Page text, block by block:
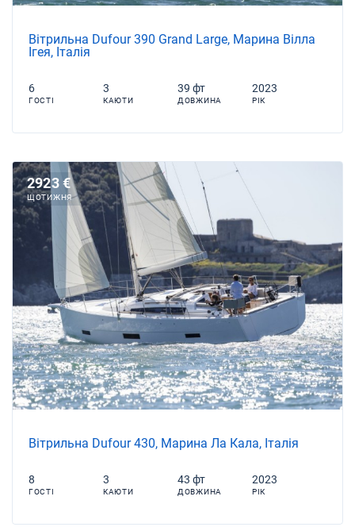
Вітрильна Dufour 390 Grand Large, Марина Вілла
Ігея, Італія
6
ГОСТІ
3
КАЮТИ
39 фт
ДОВЖИНА
2023
РІК
2923 €
ЩОТИЖНЯ
Вітрильна Dufour 430, Марина Ла Кала, Італія
8
ГОСТІ
3
КАЮТИ
43 фт
ДОВЖИНА
2023
РІК